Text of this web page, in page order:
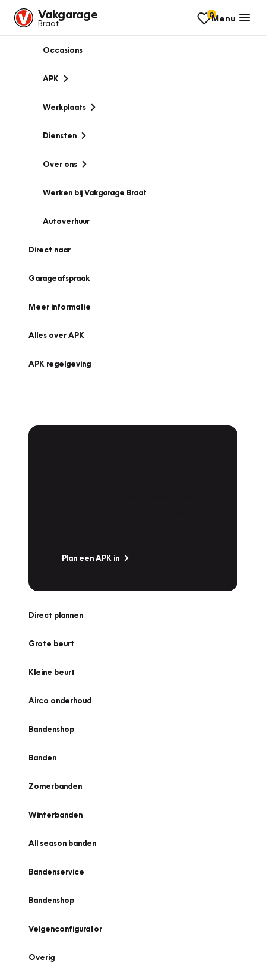
Vakgarage
Braat
0Menu
Occasions
APK
Werkplaats
Diensten
Over ons
Werken bij Vakgarage Braat
Autoverhuur
Direct naar
Garageafspraak
Meer informatie
Alles over APK
APK regelgeving
Plan een APK in
Direct plannen
Grote beurt
Kleine beurt
Airco onderhoud
Bandenshop
Banden
Zomerbanden
Winterbanden
All season banden
Bandenservice
Bandenshop
Velgenconfigurator
Overig